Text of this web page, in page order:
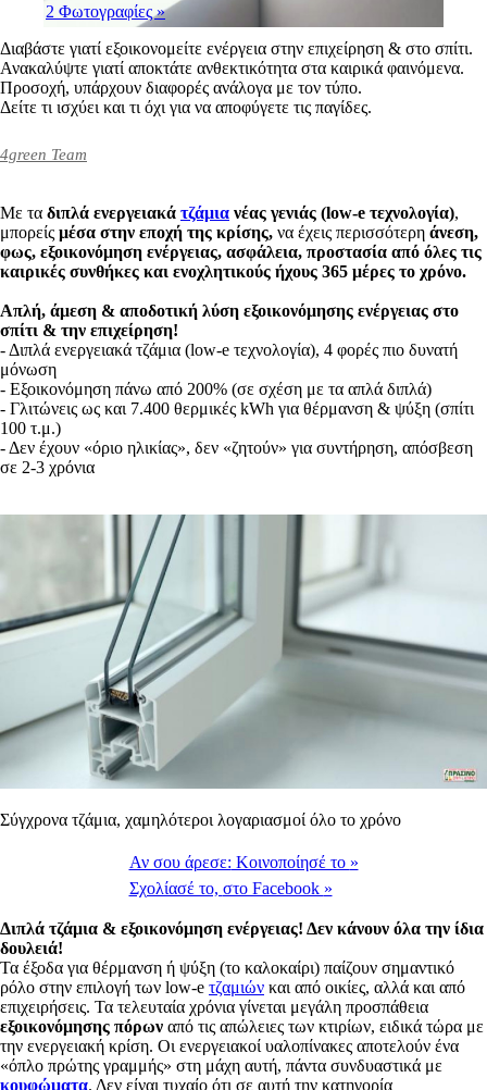
2 Φωτογραφίες»
Διαβάστε γιατί εξοικονομείτε ενέργεια στην επιχείρηση & στο σπίτι.
Ανακαλύψτε γιατί αποκτάτε ανθεκτικότητα στα καιρικά φαινόμενα.
Προσοχή, υπάρχουν διαφορές ανάλογα με τον τύπο.
Δείτε τι ισχύει και τι όχι για να αποφύγετε τις παγίδες.
4green Team
Με τα διπλά ενεργειακά τζάμια νέας γενιάς (low-e τεχνολογία),
μπορείς μέσα στην εποχή της κρίσης, να έχεις περισσότερη άνεση,
φως, εξοικονόμηση ενέργειας, ασφάλεια, προστασία από όλες τις
καιρικές συνθήκες και ενοχλητικούς ήχους 365 μέρες το χρόνο.
Απλή, άμεση & αποδοτική λύση εξοικονόμησης ενέργειας στο
σπίτι & την επιχείρηση!
- Διπλά ενεργειακά τζάμια (low-e τεχνολογία), 4 φορές πιο δυνατή
μόνωση
- Εξοικονόμηση πάνω από 200% (σε σχέση με τα απλά διπλά)
- Γλιτώνεις ως και 7.400 θερμικές kWh για θέρμανση & ψύξη (σπίτι
100 τ.μ.)
- Δεν έχουν «όριο ηλικίας», δεν «ζητούν» για συντήρηση, απόσβεση
σε 2-3 χρόνια
Σύγχρονα τζάμια, χαμηλότεροι λογαριασμοί όλο το χρόνο
Αν σου άρεσε: Κοινοποίησέ το »
Σχολίασέ το, στο Facebook »
Διπλά τζάμια & εξοικονόμηση ενέργειας! Δεν κάνουν όλα την ίδια
δουλειά!
Τα έξοδα για θέρμανση ή ψύξη (το καλοκαίρι) παίζουν σημαντικό
ρόλο στην επιλογή των low-e τζαμιών και από οικίες, αλλά και από
επιχειρήσεις. Τα τελευταία χρόνια γίνεται μεγάλη προσπάθεια
εξοικονόμησης πόρων από τις απώλειες των κτιρίων, ειδικά τώρα με
την ενεργειακή κρίση. Οι ενεργειακοί υαλοπίνακες αποτελούν ένα
«όπλο πρώτης γραμμής» στη μάχη αυτή, πάντα συνδυαστικά με
κουφώματα. Δεν είναι τυχαίο ότι σε αυτή την κατηγορία